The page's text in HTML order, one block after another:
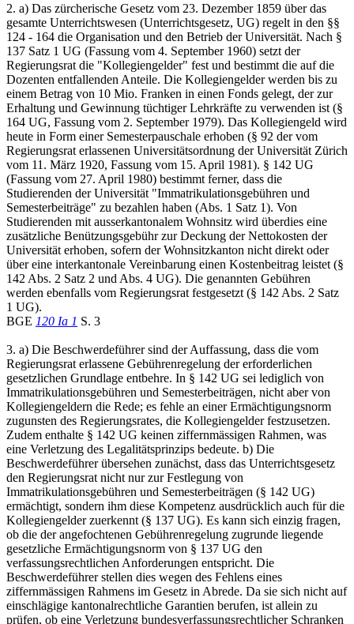
2. a) Das zürcherische Gesetz vom 23. Dezember 1859 über das
gesamte Unterrichtswesen (Unterrichtsgesetz, UG) regelt in den §§
124 - 164 die Organisation und den Betrieb der Universität. Nach §
137 Satz 1 UG (Fassung vom 4. September 1960) setzt der
Regierungsrat die "Kollegiengelder" fest und bestimmt die auf die
Dozenten entfallenden Anteile. Die Kollegiengelder werden bis zu
einem Betrag von 10 Mio. Franken in einen Fonds gelegt, der zur
Erhaltung und Gewinnung tüchtiger Lehrkräfte zu verwenden ist (§
164 UG, Fassung vom 2. September 1979). Das Kollegiengeld wird
heute in Form einer Semesterpauschale erhoben (§ 92 der vom
Regierungsrat erlassenen Universitätsordnung der Universität Zürich
vom 11. März 1920, Fassung vom 15. April 1981). § 142 UG
(Fassung vom 27. April 1980) bestimmt ferner, dass die
Studierenden der Universität "Immatrikulationsgebühren und
Semesterbeiträge" zu bezahlen haben (Abs. 1 Satz 1). Von
Studierenden mit ausserkantonalem Wohnsitz wird überdies eine
zusätzliche Benützungsgebühr zur Deckung der Nettokosten der
Universität erhoben, sofern der Wohnsitzkanton nicht direkt oder
über eine interkantonale Vereinbarung einen Kostenbeitrag leistet (§
142 Abs. 2 Satz 2 und Abs. 4 UG). Die genannten Gebühren
werden ebenfalls vom Regierungsrat festgesetzt (§ 142 Abs. 2 Satz
1 UG).
BGE 120 Ia 1 S. 3
3. a) Die Beschwerdeführer sind der Auffassung, dass die vom
Regierungsrat erlassene Gebührenregelung der erforderlichen
gesetzlichen Grundlage entbehre. In § 142 UG sei lediglich von
Immatrikulationsgebühren und Semesterbeiträgen, nicht aber von
Kollegiengeldern die Rede; es fehle an einer Ermächtigungsnorm
zugunsten des Regierungsrates, die Kollegiengelder festzusetzen.
Zudem enthalte § 142 UG keinen ziffernmässigen Rahmen, was
eine Verletzung des Legalitätsprinzips bedeute. b) Die
Beschwerdeführer übersehen zunächst, dass das Unterrichtsgesetz
den Regierungsrat nicht nur zur Festlegung von
Immatrikulationsgebühren und Semesterbeiträgen (§ 142 UG)
ermächtigt, sondern ihm diese Kompetenz ausdrücklich auch für die
Kollegiengelder zuerkennt (§ 137 UG). Es kann sich einzig fragen,
ob die der angefochtenen Gebührenregelung zugrunde liegende
gesetzliche Ermächtigungsnorm von § 137 UG den
verfassungsrechtlichen Anforderungen entspricht. Die
Beschwerdeführer stellen dies wegen des Fehlens eines
ziffernmässigen Rahmens im Gesetz in Abrede. Da sie sich nicht auf
einschlägige kantonalrechtliche Garantien berufen, ist allein zu
prüfen, ob eine Verletzung bundesverfassungsrechtlicher Schranken